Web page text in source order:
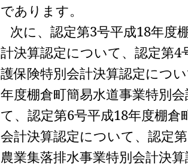
であります。
次に、認定第3号平成18年度
計決算認定について、認定第4
護保険特別会計決算認定につ
年度棚倉町簡易水道事業特別
て、認定第6号平成18年度棚倉
会計決算認定について、認定第
農業集落排水事業特別会計決